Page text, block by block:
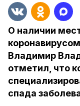
О наличии
Владимир
отметил, что
спада